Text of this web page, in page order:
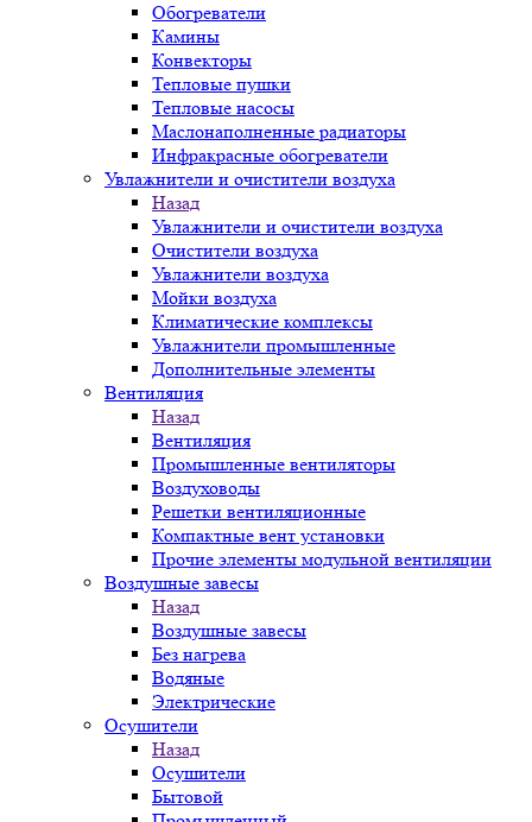
Обогреватели
Камины
Конвекторы
Тепловые пушки
Тепловые насосы
Маслонаполненные радиаторы
Инфракрасные обогреватели
Увлажнители и очистители воздуха
Назад
Увлажнители и очистители воздуха
Очистители воздуха
Увлажнители воздуха
Мойки воздуха
Климатические комплексы
Увлажнители промышленные
Дополнительные элементы
Вентиляция
Назад
Вентиляция
Промышленные вентиляторы
Воздуховоды
Решетки вентиляционные
Компактные вент установки
Прочие элементы модульной вентиляции
Воздушные завесы
Назад
Воздушные завесы
Без нагрева
Водяные
Электрические
Осушители
Назад
Осушители
Бытовой